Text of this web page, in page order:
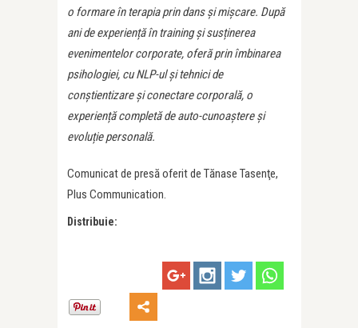
o formare în terapia prin dans și mișcare. După
ani de experiență în training și susținerea
evenimentelor corporate, oferă prin îmbinarea
psihologiei, cu NLP-ul și tehnici de
conștientizare și conectare corporală, o
experiență completă de auto-cunoaștere și
evoluție personală.
Comunicat de presă oferit de Tănase Tasenţe,
Plus Communication.
Distribuie: